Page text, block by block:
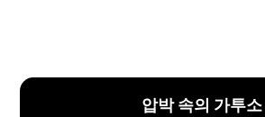
압박 속의 가투소